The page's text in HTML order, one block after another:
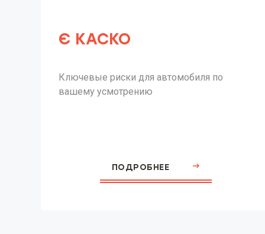
Є КАСКО
Ключевые риски для автомобиля по
вашему усмотрению
ПОДРОБНЕЕ